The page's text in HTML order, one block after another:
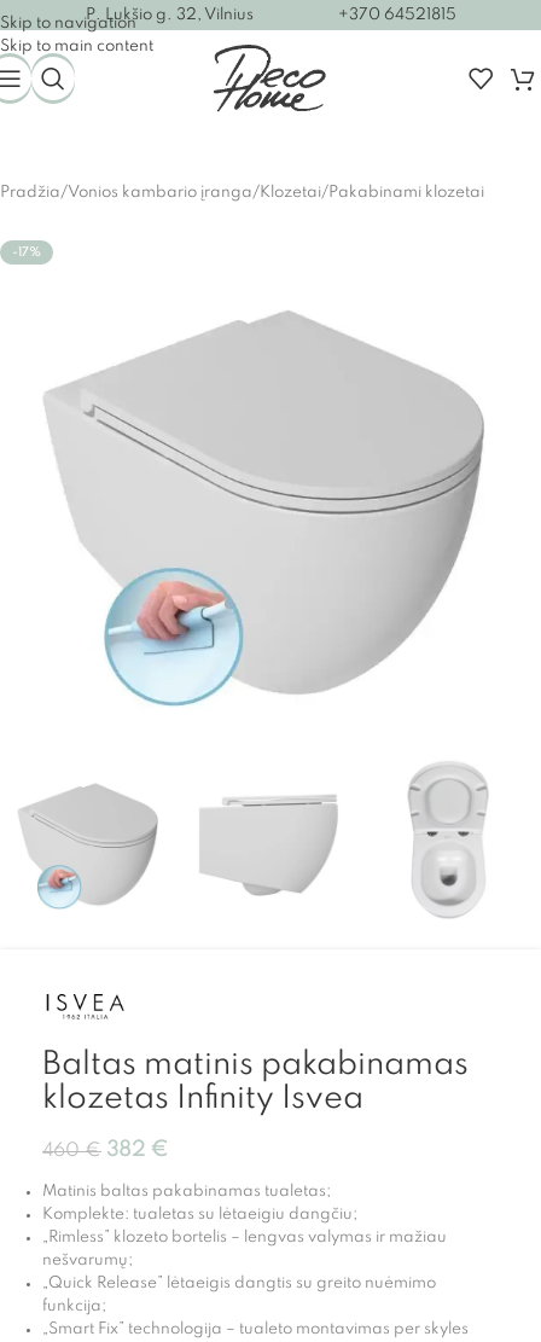
Skip to navigation
Skip to main content
P. Lukšio g. 32, Vilnius +370 64521815
Pradžia/Vonios kambario įranga/Klozetai/Pakabinami klozetai
-17%
Baltas matinis pakabinamas
klozetas Infinity Isvea
460€ 382 €
Matinis baltas pakabinamas tualetas;
Komplekte: tualetas su lėtaeigiu dangčiu;
„Rimless” klozeto bortelis – lengvas valymas ir mažiau
nešvarumų;
„Quick Release” lėtaeigis dangtis su greito nuėmimo
funkcija;
„Smart Fix” technologija – tualeto montavimas per skyles